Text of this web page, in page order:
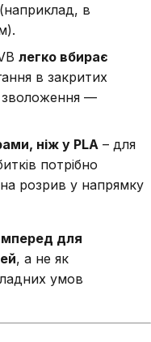
в
легко вбирає
в закритих
зволоження —
ніж у PLA – для
потрібно
розрив у напрямку
для
, а не як
умов